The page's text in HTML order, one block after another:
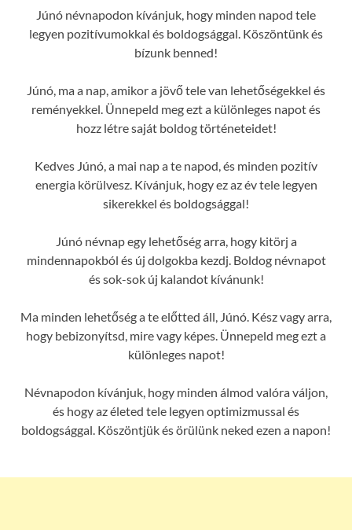
Júnó névnapodon kívánjuk, hogy minden napod tele
legyen pozitívumokkal és boldogsággal. Köszöntünk és
bízunk benned!
Júnó, ma a nap, amikor a jövő tele van lehetőségekkel és
reményekkel. Ünnepeld meg ezt a különleges napot és
hozz létre saját boldog történeteidet!
Kedves Júnó, a mai nap a te napod, és minden pozitív
energia körülvesz. Kívánjuk, hogy ez az év tele legyen
sikerekkel és boldogsággal!
Júnó névnap egy lehetőség arra, hogy kitörj a
mindennapokból és új dolgokba kezdj. Boldog névnapot
és sok-sok új kalandot kívánunk!
Ma minden lehetőség a te előtted áll, Júnó. Kész vagy arra,
hogy bebizonyítsd, mire vagy képes. Ünnepeld meg ezt a
különleges napot!
Névnapodon kívánjuk, hogy minden álmod valóra váljon,
és hogy az életed tele legyen optimizmussal és
boldogsággal. Köszöntjük és örülünk neked ezen a napon!